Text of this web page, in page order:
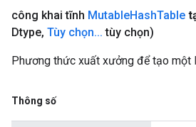
công khai tĩnh MutableHashTable
Dtype, Tùy chọn... tùy chọn)
Phương thức xuất xưởng để tạo một
Thông số